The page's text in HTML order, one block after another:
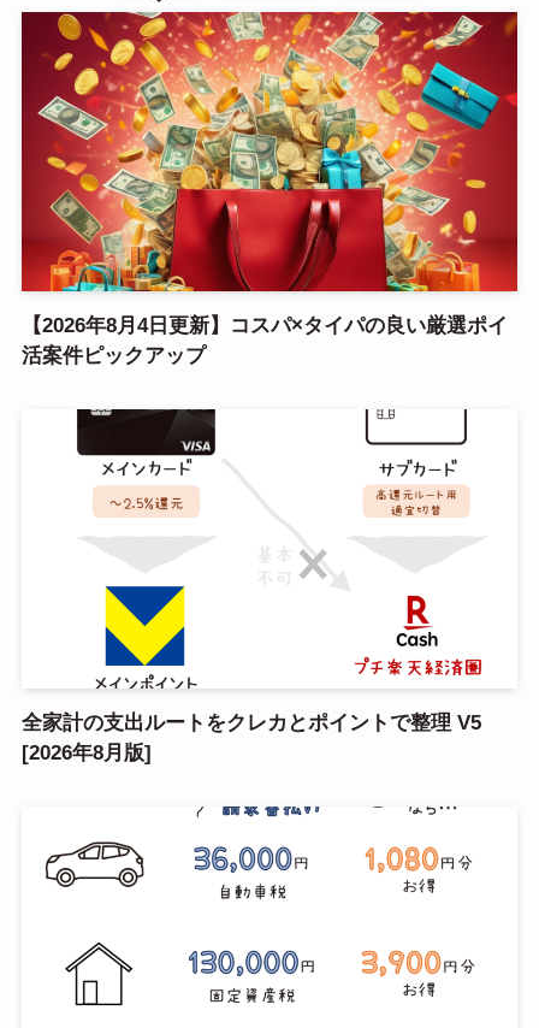
【2026年8月4日更新】コスパ×タイパの良い厳選ポイ
活案件ピックアップ
全家計の支出ルートをクレカとポイントで整理 V5
[2026年8月版]